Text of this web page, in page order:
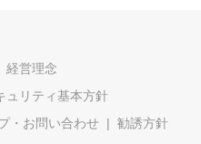
経営理念
ュリティ基本方針
・お問い合わせ
勧誘方針